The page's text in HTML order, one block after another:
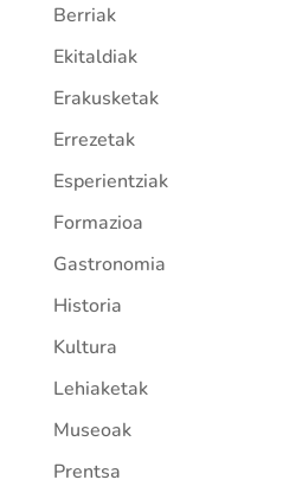
Berriak
Ekitaldiak
Erakusketak
Errezetak
Esperientziak
Formazioa
Gastronomia
Historia
Kultura
Lehiaketak
Museoak
Prentsa